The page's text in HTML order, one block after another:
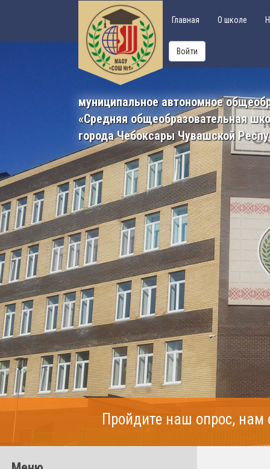
Главная О школе
Войти
муниципальное автономное
«Средняя общеобразовательная
города Чебоксары Чувашской
Пройдите наш опрос,